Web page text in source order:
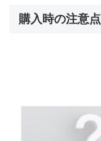
購入時の注意点